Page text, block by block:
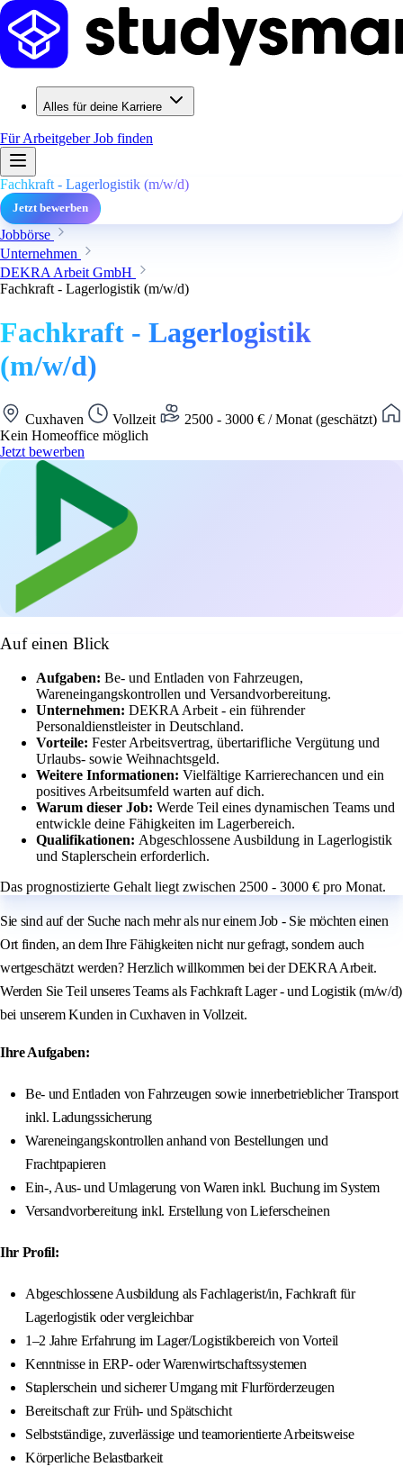
Alles für deine Karriere
Für ArbeitgeberJob finden
Fachkraft - Lagerlogistik (m/w/d)
Jetzt bewerben
Jobbörse
Unternehmen
DEKRA Arbeit GmbH
Fachkraft - Lagerlogistik (m/w/d)
Fachkraft - Lagerlogistik
(m/w/d)
Cuxhaven Vollzeit
2500 - 3000 € / Monat (geschätzt)
Kein Homeoffice möglich
Jetzt bewerben
Auf einen Blick
Aufgaben: Be- und Entladen von Fahrzeugen,
Wareneingangskontrollen und Versandvorbereitung.
Unternehmen: DEKRA Arbeit - ein führender
Personaldienstleister in Deutschland.
Vorteile: Fester Arbeitsvertrag, übertarifliche Vergütung und
Urlaubs- sowie Weihnachtsgeld.
Weitere Informationen: Vielfältige Karrierechancen und ein
positives Arbeitsumfeld warten auf dich.
Warum dieser Job: Werde Teil eines dynamischen Teams und
entwickle deine Fähigkeiten im Lagerbereich.
Qualifikationen: Abgeschlossene Ausbildung in Lagerlogistik
und Staplerschein erforderlich.
Das prognostizierte Gehalt liegt zwischen 2500 - 3000 € pro Monat.
Sie sind auf der Suche nach mehr als nur einem Job - Sie möchten einen
Ort finden, an dem Ihre Fähigkeiten nicht nur gefragt, sondern auch
wertgeschätzt werden? Herzlich willkommen bei der DEKRA Arbeit.
Werden Sie Teil unseres Teams als Fachkraft Lager - und Logistik (m/w/d)
bei unserem Kunden in Cuxhaven in Vollzeit.
Ihre Aufgaben:
Be- und Entladen von Fahrzeugen sowie innerbetrieblicher Transport
inkl. Ladungssicherung
Wareneingangskontrollen anhand von Bestellungen und
Frachtpapieren
Ein-, Aus- und Umlagerung von Waren inkl. Buchung im System
Versandvorbereitung inkl. Erstellung von Lieferscheinen
Ihr Profil:
Abgeschlossene Ausbildung als Fachlagerist/in, Fachkraft für
Lagerlogistik oder vergleichbar
1–2 Jahre Erfahrung im Lager/Logistikbereich von Vorteil
Kenntnisse in ERP- oder Warenwirtschaftssystemen
Staplerschein und sicherer Umgang mit Flurförderzeugen
Bereitschaft zur Früh- und Spätschicht
Selbstständige, zuverlässige und teamorientierte Arbeitsweise
Körperliche Belastbarkeit